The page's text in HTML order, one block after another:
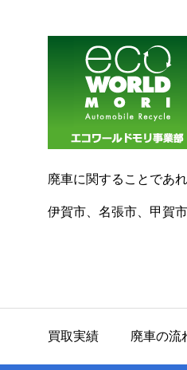
廃車に関することであ
伊賀市、名張市、甲賀
買取実績 廃車の流